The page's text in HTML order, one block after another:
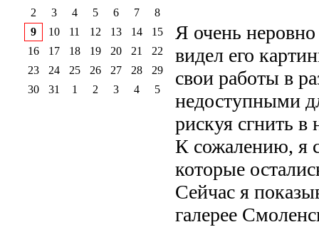
Я очень
видел его
свои работы в
недоступными
рискуя сгнить
К сожалению, я
которые
Сейчас я
галерее
2
3 4 5 6 7
8
9
10 11 12 13 14
15
16
17 18 19 20 21
22
23
24 25 26 27 28
29
30
31 1 2 3 4 5